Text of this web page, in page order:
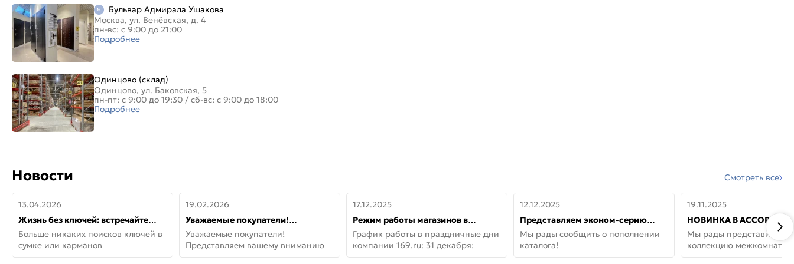
Бульвар Адмирала Ушакова
Москва, ул. Венёвская, д. 4
пн-вс: с 9:00 до 21:00
Подробнее
Одинцово (склад)
Одинцово, ул. Баковская, 5
пн-пт: с 9:00 до 19:30 / сб-вс: с 9:00 до 18:00
Подробнее
Новости Смотреть все
13.04.2026
Жизнь без ключей: встречайте
новую дверь СИТИ ИНТЕГРА
АйКью!
Больше никаких поисков ключей в
сумке или карманов —
представляем СИТИ ИНТЕГРА
19.02.2026
Уважаемые покупатели!
Представляем вашему вниманию
новинки от Armadillo!
Уважаемые покупатели!
Представляем вашему вниманию
новинки от Armadillo! Новая
17.12.2025
Режим работы магазинов в
праздничные дни с 31 декабря по
11 января
График работы в праздничные дни
компании 169.ru: 31 декабря:
Заказы, самовывоз и доставки —
12.12.2025
Представляем эконом-серию
дверей от бренда Portika, где цена
не значит «просто»
Мы рады сообщить о пополнении
каталога!
19.11.2025
НОВИНКА В
ДВЕРИ GLOSSMAT —
НЕОКЛАССИКА И УЮТ
Мы рады представить
коллекцию
GlossMat